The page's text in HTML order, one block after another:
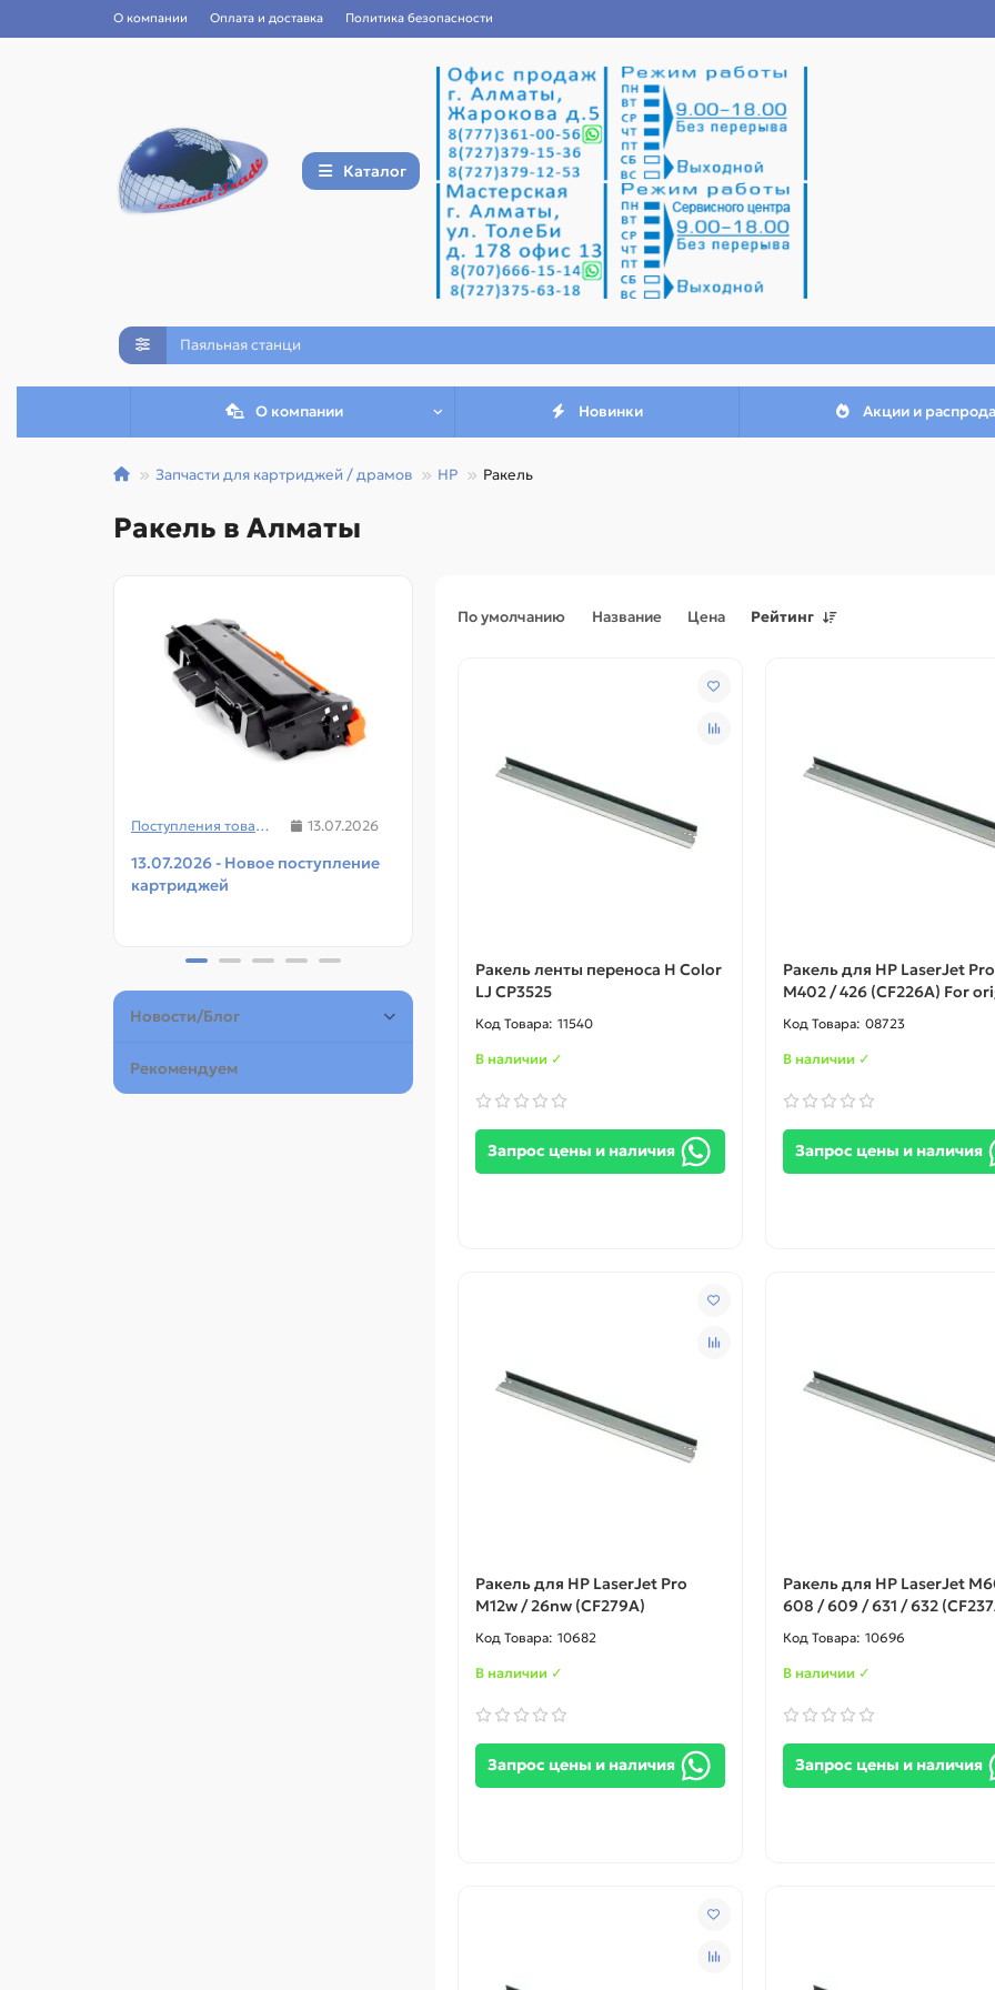
О компании Оплата и доставка Политика безопасности
Каталог
О компании Новинки Акции и
Запчасти для картриджей / драмов HP Ракель
Ракель в Алматы
Поступления товаров 13.07.2026
13.07.2026 - Новое поступление
картриджей
08.07.2026
Новости/Блог
Рекомендуем
По умолчанию Название Цена Рейтинг
Ракель ленты переноса H Color
LJ CP3525
11540
В наличии ✓
Запрос цены и наличия
Ракель для HP LaserJet
M402 / 426 (CF226A) For
08723
В наличии ✓
Запрос цены и наличия
Ракель для HP LaserJet Pro
M12w / 26nw (CF279A)
10682
В наличии ✓
Запрос цены и наличия
Ракель для HP LaserJet
608 / 609 / 631 / 632
10696
В наличии ✓
Запрос цены и наличия